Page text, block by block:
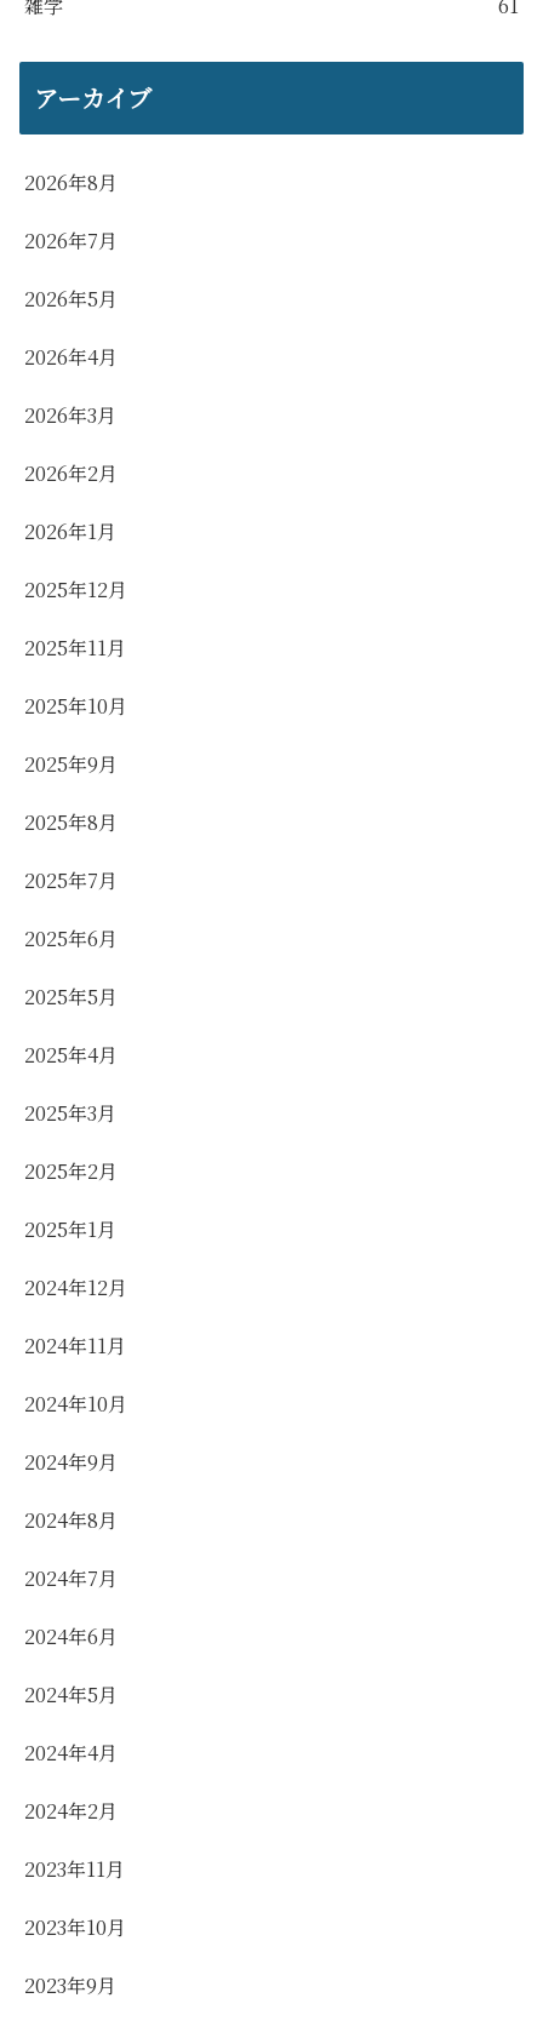
アーカイブ
2026年8月
2026年7月
2026年5月
2026年4月
2026年3月
2026年2月
2026年1月
2025年12月
2025年11月
2025年10月
2025年9月
2025年8月
2025年7月
2025年6月
2025年5月
2025年4月
2025年3月
2025年2月
2025年1月
2024年12月
2024年11月
2024年10月
2024年9月
2024年8月
2024年7月
2024年6月
2024年5月
2024年4月
2024年2月
2023年11月
2023年10月
2023年9月